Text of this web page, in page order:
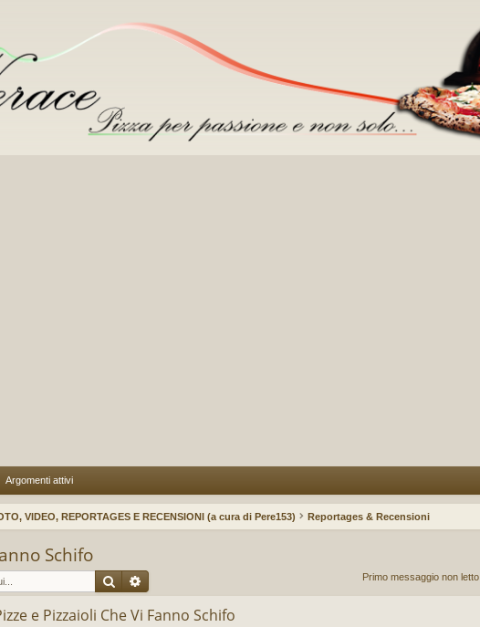
Argomenti attivi
VIDEO, REPORTAGES E RECENSIONI (a cura di Pere153) Reportages & Recensioni
Schifo
CercaRicerca avanzata Primo messaggio non letto
e Pizzaioli Che Vi Fanno Schifo